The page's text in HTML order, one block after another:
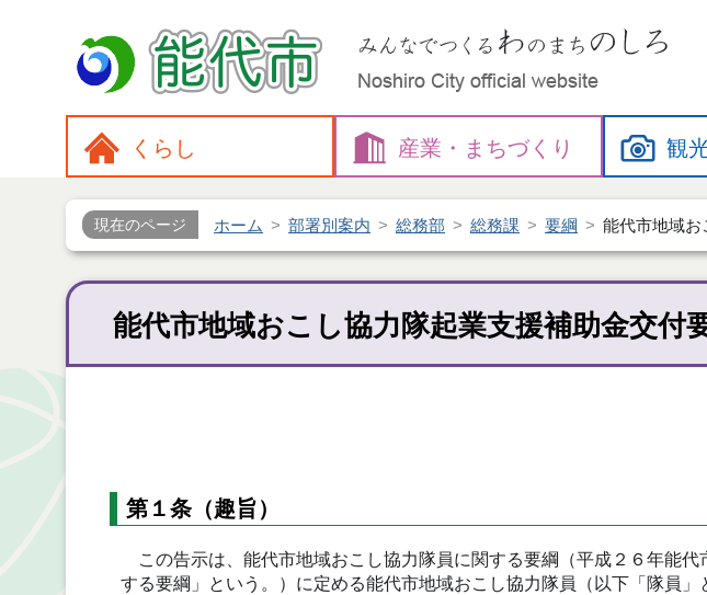
くらし 産業・ まちづくり 観
現在のページ ホーム 部署別案内 総務部 総務課 要綱 能代市地域お
能代市地域おこし協力隊起業支援補助金交付
第１条（趣旨）
この告示は、能代市地域おこし協力隊員に関する要綱（平成２６年能代
する要綱」という。）に定める能代市地域おこし協力隊員（以下「隊員